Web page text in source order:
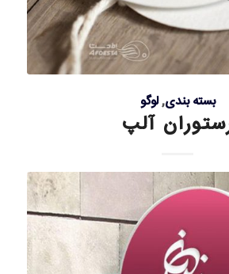
بسته بندی,لوگو
آلپ